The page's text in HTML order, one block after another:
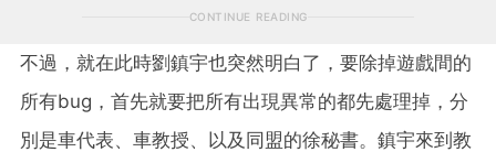
CONTINUE READING
不過，就在此時劉鎮宇也突然明白了，要除掉遊戲間的
所有bug，首先就要把所有出現異常的都先處理掉，分
別是車代表、車教授、以及同盟的徐秘書。鎮宇來到教